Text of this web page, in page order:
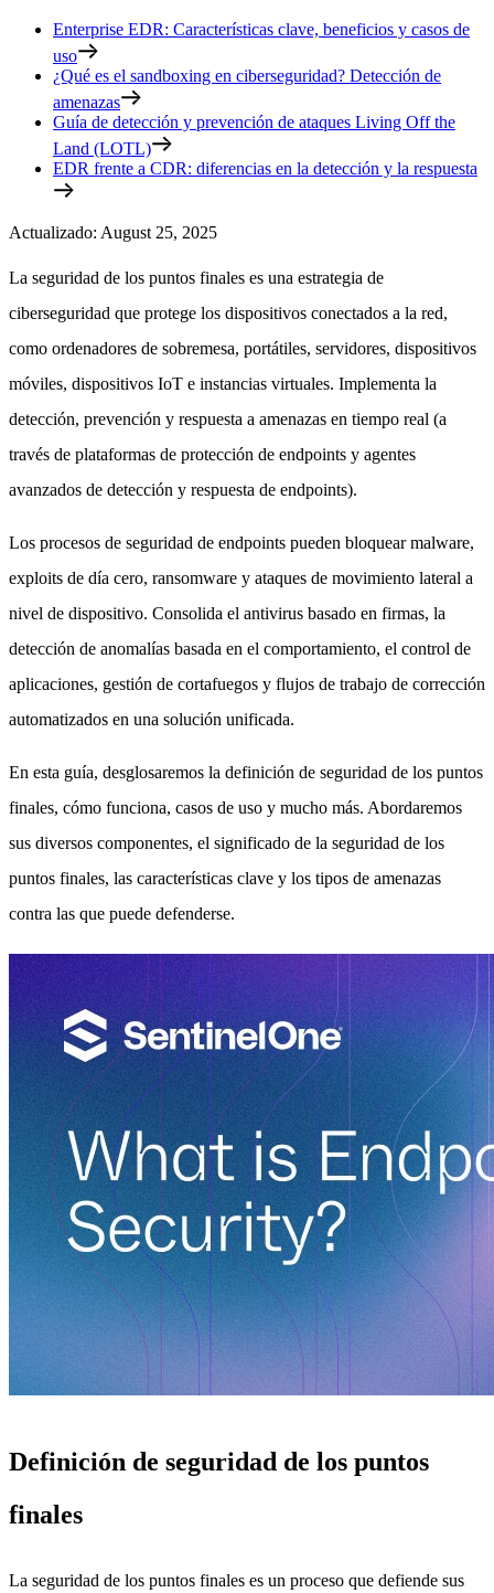
Enterprise EDR: Características clave, beneficios y casos de
uso
¿Qué es el sandboxing en ciberseguridad? Detección de
amenazas
Guía de detección y prevención de ataques Living Off the
Land (LOTL)
EDR frente a CDR: diferencias en la detección y la respuesta
Actualizado: August 25, 2025
La seguridad de los puntos finales es una estrategia de
ciberseguridad que protege los dispositivos conectados a la red,
como ordenadores de sobremesa, portátiles, servidores, dispositivos
móviles, dispositivos IoT e instancias virtuales. Implementa la
detección, prevención y respuesta a amenazas en tiempo real (a
través de plataformas de protección de endpoints y agentes
avanzados de detección y respuesta de endpoints).
Los procesos de seguridad de endpoints pueden bloquear malware,
exploits de día cero, ransomware y ataques de movimiento lateral a
nivel de dispositivo. Consolida el antivirus basado en firmas, la
detección de anomalías basada en el comportamiento, el control de
aplicaciones, gestión de cortafuegos y flujos de trabajo de corrección
automatizados en una solución unificada.
En esta guía, desglosaremos la definición de seguridad de los puntos
finales, cómo funciona, casos de uso y mucho más. Abordaremos
sus diversos componentes, el significado de la seguridad de los
puntos finales, las características clave y los tipos de amenazas
contra las que puede defenderse.
Definición de seguridad de los puntos
finales
La seguridad de los puntos finales es un proceso que defiende sus